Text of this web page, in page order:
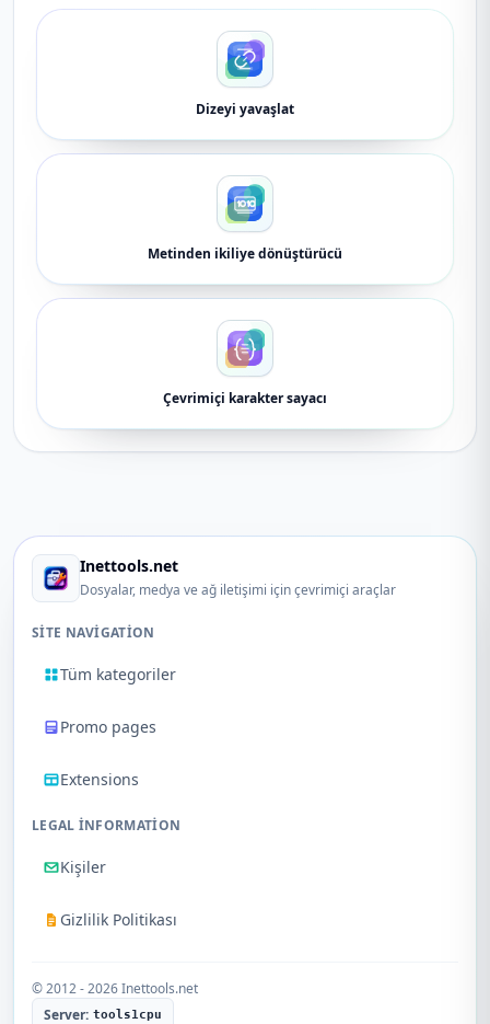
Dizeyi yavaşlat
Metinden ikiliye dönüştürücü
Çevrimiçi karakter sayacı
Inettools.net
Dosyalar, medya ve ağ iletişimi için çevrimiçi araçlar
SITE NAVIGATION
Tüm kategoriler
Promo pages
Extensions
LEGAL INFORMATION
Kişiler
Gizlilik Politikası
© 2012 - 2026 Inettools.net
Server: tools1cpu